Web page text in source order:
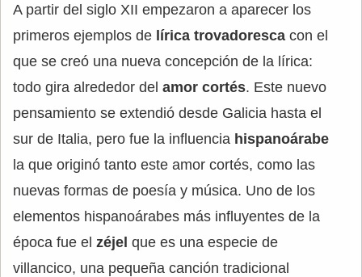
A partir del siglo XII empezaron a aparecer los
primeros ejemplos de lírica trovadoresca con el
que se creó una nueva concepción de la lírica:
todo gira alrededor del amor cortés. Este nuevo
pensamiento se extendió desde Galicia hasta el
sur de Italia, pero fue la influencia hispanoárabe
la que originó tanto este amor cortés, como las
nuevas formas de poesía y música. Uno de los
elementos hispanoárabes más influyentes de la
época fue el zéjel que es una especie de
villancico, una pequeña canción tradicional